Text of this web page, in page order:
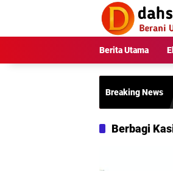
Berita Utama
Breaking News
Berbagi